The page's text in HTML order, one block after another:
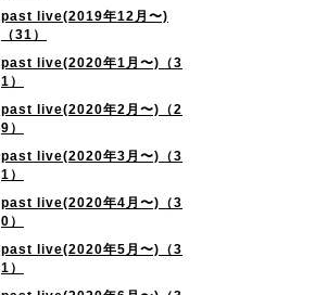
past live(2019年12月〜)
（31）
past live(2020年1月〜)（3
1）
past live(2020年2月〜)（2
9）
past live(2020年3月〜)（3
1）
past live(2020年4月〜)（3
0）
past live(2020年5月〜)（3
1）